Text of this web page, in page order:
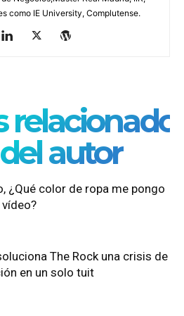
como IE University, Complutense.
autor
¿Qué color de ropa me pongo
vídeo?
The Rock una crisis de
en un solo tuit